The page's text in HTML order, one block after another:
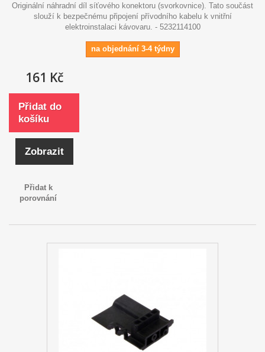
Originální náhradní díl síťového konektoru (svorkovnice). Tato součást
slouží k bezpečnému připojení přívodního kabelu k vnitřní
elektroinstalaci kávovaru. - 5232114100
na objednání 3-4 týdny
161 Kč
Přidat do
košíku
Zobrazit
Přidat k
porovnání